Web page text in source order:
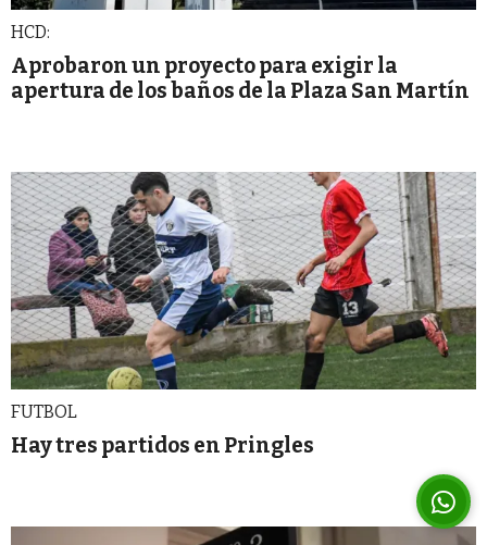
HCD:
Aprobaron un proyecto para exigir la
apertura de los baños de la Plaza San Martín
FUTBOL
Hay tres partidos en Pringles